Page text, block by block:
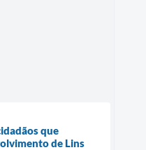
que
de Lins